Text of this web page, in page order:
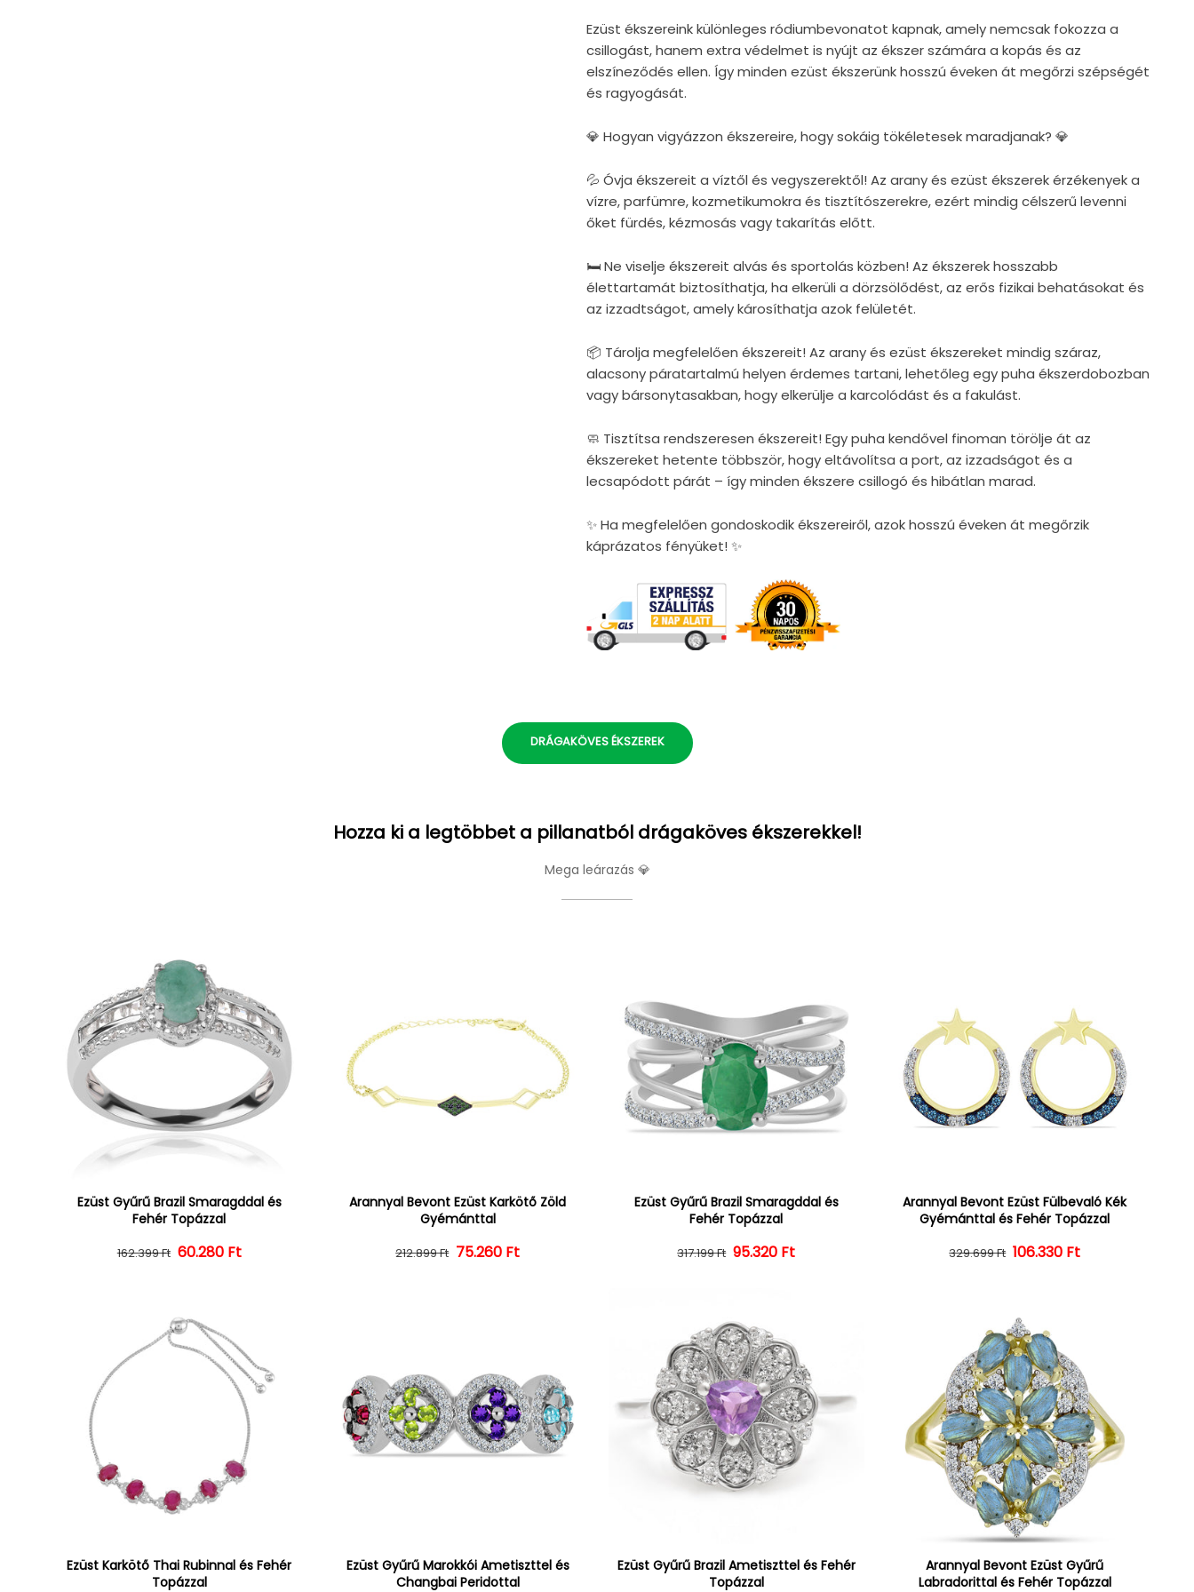
Ezüst ékszereink különleges ródiumbevonatot kapnak, amely nemcsak fokozza a
csillogást, hanem extra védelmet is nyújt az ékszer számára a kopás és az
elszíneződés ellen. Így minden ezüst ékszerünk hosszú éveken át megőrzi szépségét
és ragyogását.
💎 Hogyan vigyázzon ékszereire, hogy sokáig tökéletesek maradjanak? 💎
💦 Óvja ékszereit a víztől és vegyszerektől! Az arany és ezüst ékszerek érzékenyek a
vízre, parfümre, kozmetikumokra és tisztítószerekre, ezért mindig célszerű levenni
őket fürdés, kézmosás vagy takarítás előtt.
🛏 Ne viselje ékszereit alvás és sportolás közben! Az ékszerek hosszabb
élettartamát biztosíthatja, ha elkerüli a dörzsölődést, az erős fizikai behatásokat és
az izzadtságot, amely károsíthatja azok felületét.
📦 Tárolja megfelelően ékszereit! Az arany és ezüst ékszereket mindig száraz,
alacsony páratartalmú helyen érdemes tartani, lehetőleg egy puha ékszerdobozban
vagy bársonytasakban, hogy elkerülje a karcolódást és a fakulást.
🧼 Tisztítsa rendszeresen ékszereit! Egy puha kendővel finoman törölje át az
ékszereket hetente többször, hogy eltávolítsa a port, az izzadságot és a
lecsapódott párát – így minden ékszere csillogó és hibátlan marad.
✨ Ha megfelelően gondoskodik ékszereiről, azok hosszú éveken át megőrzik
káprázatos fényüket! ✨
DRÁGAKÖVES ÉKSZEREK
Hozza ki a legtöbbet a pillanatból drágaköves ékszerekkel!
Mega leárazás 💎
Ezüst Gyűrű Brazil Smaragddal és
Fehér Topázzal
Normál ár
162.399 Ft Kedvezményes ár
60.280 Ft
Arannyal Bevont Ezüst Karkötő Zöld
Gyémánttal
Normál ár
212.899 Ft Kedvezményes ár
75.260 Ft
Ezüst Gyűrű Brazil Smaragddal és
Fehér Topázzal
Normál ár
317.199 Ft Kedvezményes ár
95.320 Ft
Arannyal Bevont Ezüst Fülbevaló Kék
Gyémánttal és Fehér Topázzal
Normál ár
329.699 Ft Kedvezményes ár
106.330 Ft
Ezüst Karkötő Thai Rubinnal és Fehér
Topázzal
Ezüst Gyűrű Marokkói Ametiszttel és
Changbai Peridottal
Ezüst Gyűrű Brazil Ametiszttel és Fehér
Topázzal
Arannyal Bevont Ezüst Gyűrű
Labradorittal és Fehér Topázzal